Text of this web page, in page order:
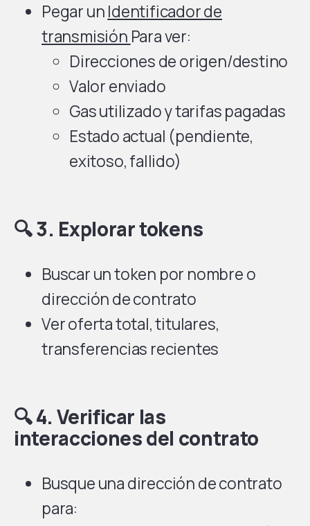
Pegar unIdentificador de
transmisión Para ver:
Direcciones de origen/destino
Valor enviado
Gas utilizado y tarifas pagadas
Estado actual (pendiente,
exitoso, fallido)
🔍 3. Explorar tokens
Buscar un token por nombre o
dirección de contrato
Ver oferta total, titulares,
transferencias recientes
🔍 4. Verificar las
interacciones del contrato
Busque una dirección de contrato
para: